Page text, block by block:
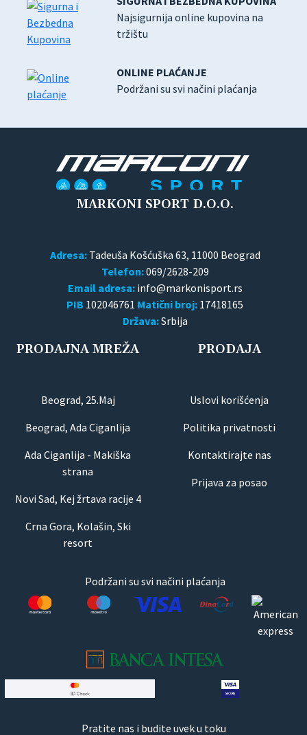
Najsigurnija online kupovina na
tržištu
ONLINE PLAĆANJE
Podržani su svi načini plaćanja
MARKONI SPORT D.O.O.
Adresa:Tadeuša Košćuška 63, 11000 Beograd
Telefon:069/2628-209
Email adresa:
PIB 102046761 Matični broj: 17418165
Država:Srbija
PRODAJNA MREŽA
Beograd, 25.Maj
Beograd, Ada Ciganlija
Ada Ciganlija - Makiška
strana
Novi Sad, Kej žrtava racije 4
Crna Gora, Kolašin, Ski
resort
PRODAJA
Uslovi korišćenja
Politika privatnosti
Kontaktirajte nas
Prijava za posao
Podržani su svi načini plaćanja
Pratite nas i budite uvek u toku